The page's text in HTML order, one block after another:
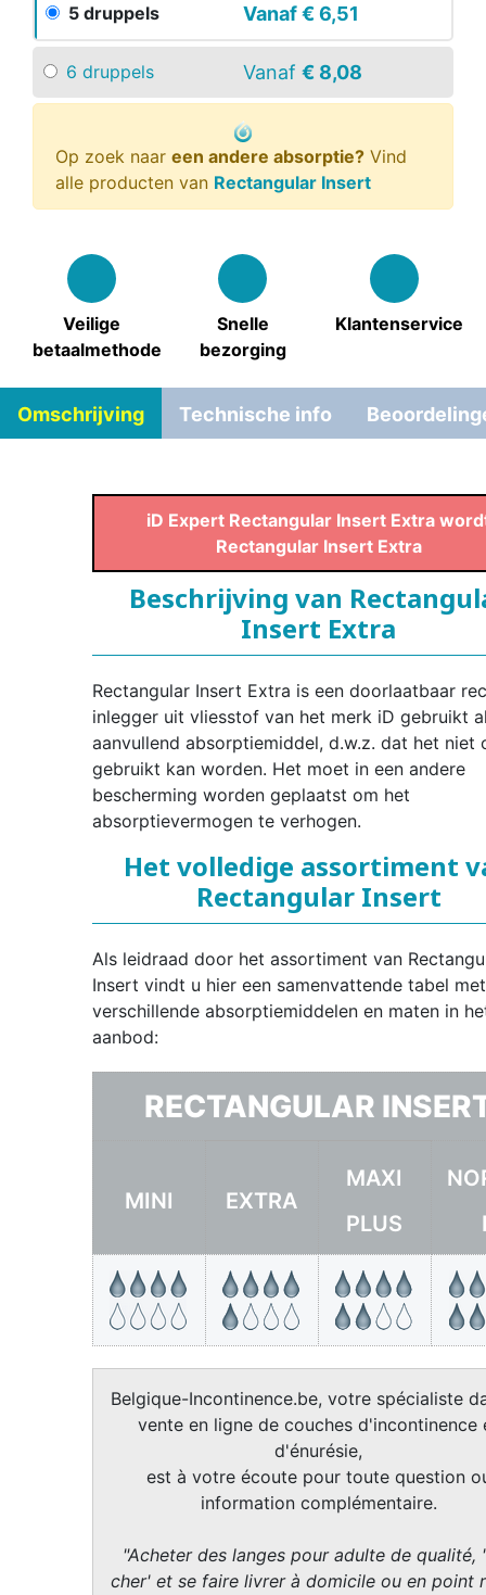
5 druppels Vanaf€ 6,51
6 druppels Vanaf € 8,08
Op zoek naar een andere absorptie? Vind
alle producten van Rectangular Insert
Veilige
betaalmethode
Snelle
bezorging
Klantenservice
Omschrijving Technische info
iD Expert Rectangular Insert Extra
Rectangular Insert Extra
Beschrijving van
Insert Extra
Rectangular Insert Extra is een doorlaatbaar
inlegger uit vliesstof van het merk iD gebruikt
aanvullend absorptiemiddel, d.w.z. dat het niet
gebruikt kan worden. Het moet in een andere
bescherming worden geplaatst om het
absorptievermogen te verhogen.
Het volledige assortiment
Rectangular Insert
Als leidraad door het assortiment van
Insert vindt u hier een samenvattende tabel
verschillende absorptiemiddelen en maten in
aanbod:
RECTANGULAR
MINI EXTRA
MAXI
PLUS
Belgique-Incontinence.be, votre spécialiste
vente en ligne de couches d'incontinence
d'énurésie,
est à votre écoute pour toute question
information complémentaire.
"Acheter des langes pour adulte de qualité,
cher' et se faire livrer à domicile ou en point